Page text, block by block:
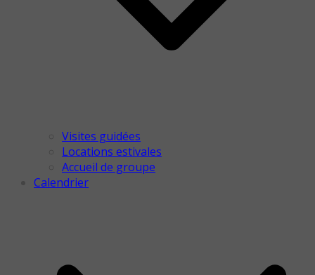
Visites guidées
Locations estivales
Accueil de groupe
Calendrier